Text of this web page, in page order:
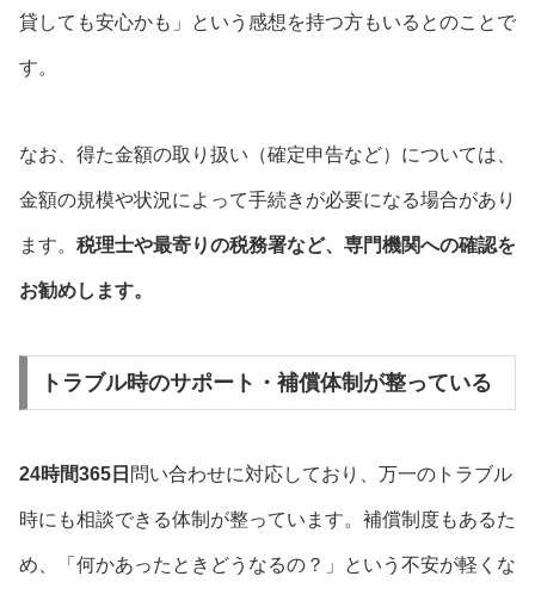
貸しても安心かも」という感想を持つ方もいるとのことで
す。
なお、得た金額の取り扱い（確定申告など）については、
金額の規模や状況によって手続きが必要になる場合があり
ます。 税理士や最寄りの税務署など、専門機関への確認を
お勧めします。
トラブル時のサポート・補償体制が整っている
24時間365日 問い合わせに対応しており、万一のトラブル
時にも相談できる体制が整っています。補償制度もあるた
め、「何かあったときどうなるの？」という不安が軽くな